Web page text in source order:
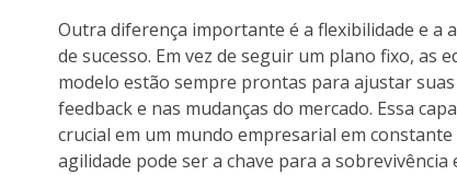
Outra diferença importante é a flexibilidade e a
de sucesso. Em vez de seguir um plano fixo, as
modelo estão sempre prontas para ajustar
feedback e nas mudanças do mercado. Essa
crucial em um mundo empresarial em constante
agilidade pode ser a chave para a sobrevivência